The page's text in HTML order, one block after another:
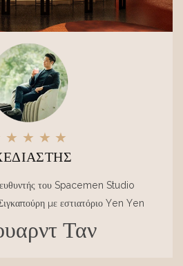
★ ★ ★ ★
του Spacemen Studio
με εστιατόριο Yen Yen
Ταν